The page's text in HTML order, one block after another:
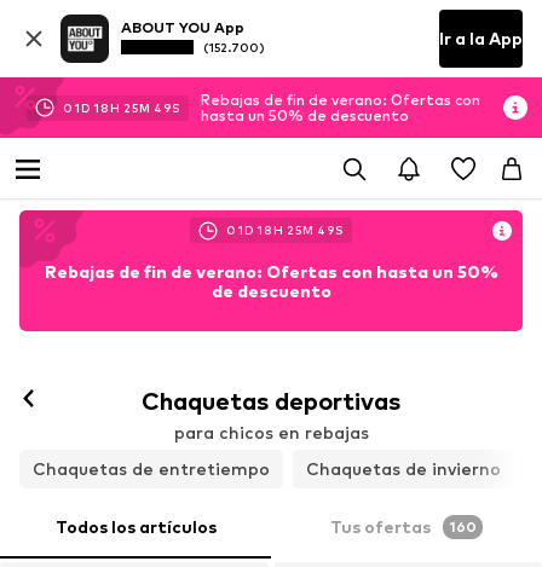
ABOUT YOU App
(152.700) Ir a la App
01D 18H 25M 48S
Rebajas de fin de verano: Ofertas con
hasta un 50% de descuento
01D 18H 25M 48S
Rebajas de fin de verano: Ofertas con hasta un 50%
de descuento
Chaquetas deportivas
para chicos en rebajas
Chaquetas de entretiempo
Chaquetas de invierno
Todos los artículos Tus ofertas 160